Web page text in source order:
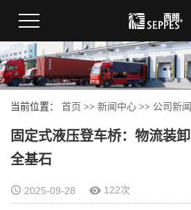
当前位置： 首页 >> 新闻中心 >> 公司新闻
固定式液压登车桥：物流装
全基石
2025-09-28 122次